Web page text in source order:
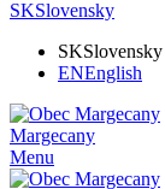
SKSlovensky
SKSlovensky
ENEnglish
Margecany
Menu